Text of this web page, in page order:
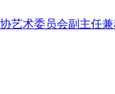
艺术委员会副主任